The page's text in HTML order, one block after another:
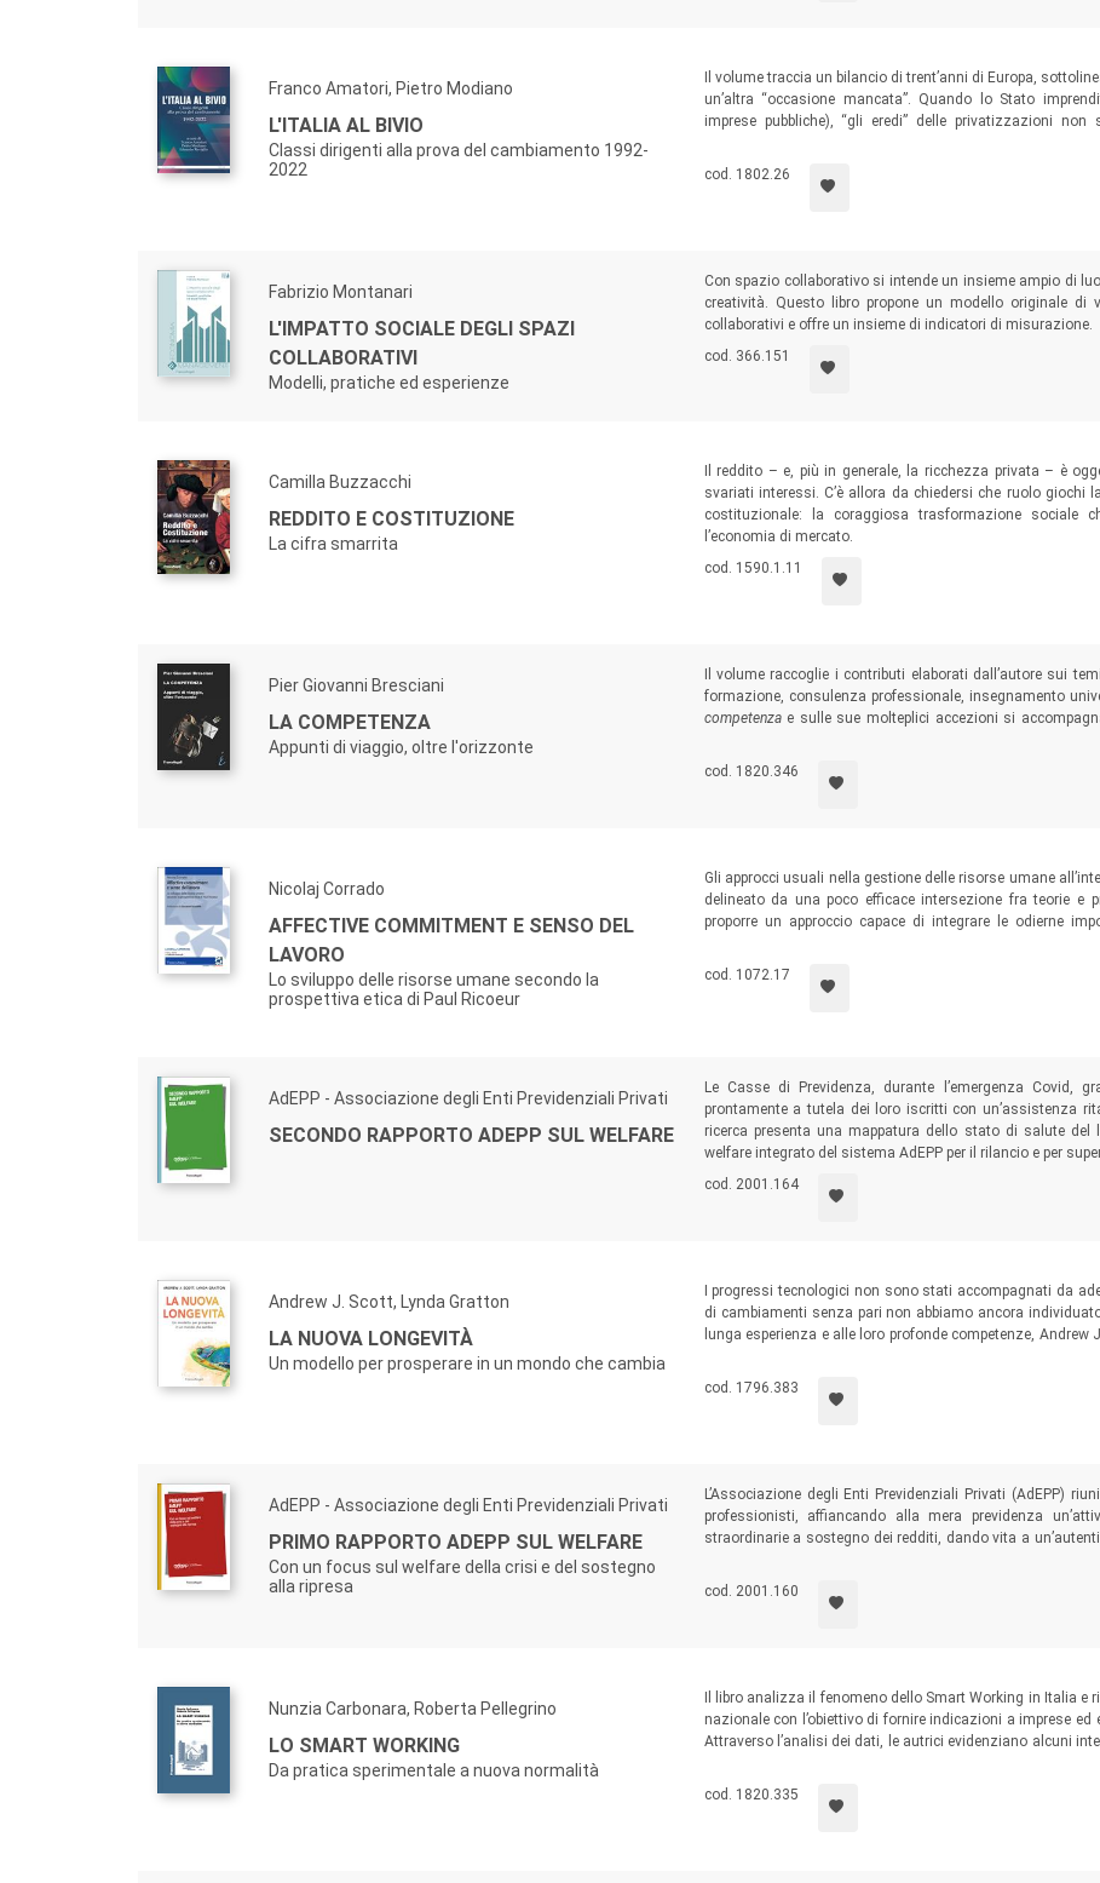
Franco Amatori, Pietro Modiano
L'ITALIA AL BIVIO
Classi dirigenti alla prova del cambiamento 1992-
2022
Il volume traccia un bilancio di trent’anni di Europa,
un’altra “occasione mancata”. Quando lo Stato
imprese pubbliche), “gli eredi” delle privatizzazioni
compromessa la capacità di crescita del Paese, si
colpevolmente disperso un solido patrimonio industriale e di
cod. 1802.26
Fabrizio Montanari
L'IMPATTO SOCIALE DEGLI SPAZI
COLLABORATIVI
Modelli, pratiche ed esperienze
Con spazio collaborativo si intende un insieme ampio di
creatività. Questo libro propone un modello originale di
collaborativi e offre un insieme di indicatori di misurazione.
cod. 366.151
Camilla Buzzacchi
REDDITO E COSTITUZIONE
La cifra smarrita
Il reddito – e, più in generale, la ricchezza privata – è
svariati interessi. C’è allora da chiedersi che ruolo
costituzionale: la coraggiosa trasformazione sociale
l’economia di mercato.
cod. 1590.1.11
Pier Giovanni Bresciani
LA COMPETENZA
Appunti di viaggio, oltre l'orizzonte
Il volume raccoglie i contributi elaborati dall’autore sui
formazione, consulenza professionale, insegnamento
competenza e sulle sue molteplici accezioni si
‘modelli’ che si sono succeduti nel tempo nel contesto
consistenza logica, l’utilità pratica, la sostenibilità
cod. 1820.346
Nicolaj Corrado
AFFECTIVE COMMITMENT E SENSO DEL
LAVORO
Lo sviluppo delle risorse umane secondo la
prospettiva etica di Paul Ricoeur
Gli approcci usuali nella gestione delle risorse umane
delineato da una poco efficace intersezione fra teorie e
proporre un approccio capace di integrare le odierne
attraverso gli strumenti che offre l’Etica Applicata.
estendere la portata del concetto di affective commitment,
attraverso l’incontro con la filosofia di Paul Ricoeur.
cod. 1072.17
AdEPP - Associazione degli Enti Previdenziali Privati
SECONDO RAPPORTO ADEPP SUL WELFARE
Le Casse di Previdenza, durante l’emergenza Covid,
prontamente a tutela dei loro iscritti con un’assistenza
ricerca presenta una mappatura dello stato di salute
welfare integrato del sistema AdEPP per il rilancio e per
cod. 2001.164
Andrew J. Scott, Lynda Gratton
LA NUOVA LONGEVITÀ
Un modello per prosperare in un mondo che cambia
I progressi tecnologici non sono stati accompagnati da
di cambiamenti senza pari non abbiamo ancora
lunga esperienza e alle loro profonde competenze,
e gli strumenti più utili per orientarci nel mondo che
cod. 1796.383
AdEPP - Associazione degli Enti Previdenziali Privati
PRIMO RAPPORTO ADEPP SUL WELFARE
Con un focus sul welfare della crisi e del sostegno
alla ripresa
L’Associazione degli Enti Previdenziali Privati (AdEPP)
professionisti, affiancando alla mera previdenza
straordinarie a sostegno dei redditi, dando vita a
focalizza sul cosiddetto welfare “della crisi”, proprio
dal dilagare dell’emergenza epidemiologica da Covid-19.
cod. 2001.160
Nunzia Carbonara, Roberta Pellegrino
LO SMART WORKING
Da pratica sperimentale a nuova normalità
Il libro analizza il fenomeno dello Smart Working in Italia e
nazionale con l’obiettivo di fornire indicazioni a imprese
Attraverso l’analisi dei dati, le autrici evidenziano alcuni
comunità e per l’impresa, ma anche un alert per le
Smart Working meno emergenziale e più efficace.
cod. 1820.335